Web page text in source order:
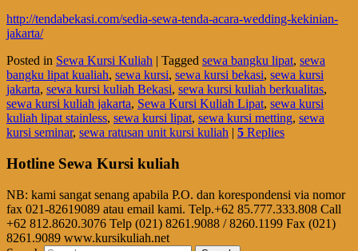
http://tendabekasi.com/sedia-sewa-tenda-acara-wedding-kekinian-
jakarta/
Posted in Sewa Kursi Kuliah | Tagged sewa bangku lipat, sewa
bangku lipat kualiah, sewa kursi, sewa kursi bekasi, sewa kursi
jakarta, sewa kursi kuliah Bekasi, sewa kursi kuliah berkualitas,
sewa kursi kuliah jakarta, Sewa Kursi Kuliah Lipat, sewa kursi
kuliah lipat stainless, sewa kursi lipat, sewa kursi metting, sewa
kursi seminar, sewa ratusan unit kursi kuliah | 5 Replies
Hotline Sewa Kursi kuliah
NB: kami sangat senang apabila P.O. dan korespondensi via nomor
fax 021-82619089 atau email kami. Telp.+62 85.777.333.808 Call
+62 812.8620.3076 Telp (021) 8261.9088 / 8260.1199 Fax (021)
8261.9089 www.kursikuliah.net